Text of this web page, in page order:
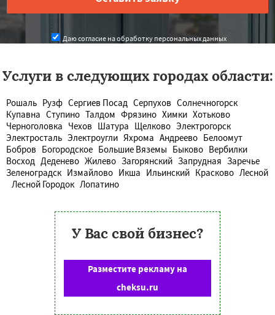
Даю согласие на обработку персональных данных
Услуги в следующих городах области:
Рошаль Рузф Сергиев Посад Серпухов Солнечногорск
Купавна Ступино Талдом Фрязино Химки Хотьково
Черноголовка Чехов Шатура Щелково Электрогорск
Электросталь Электроугли Яхрома Андреево Белоомут
Бобров Богородское Большие Вяземы Быково Вербилки
Восход Деденево Жилево Загорянский Запрудная Заречье
Зеленоградск Измайлово Икша Ильинский Красково Лесной
Лесной Городок Лопатино
У Вас свой бизнес?
Разместите рекламу на
cheksu.ru